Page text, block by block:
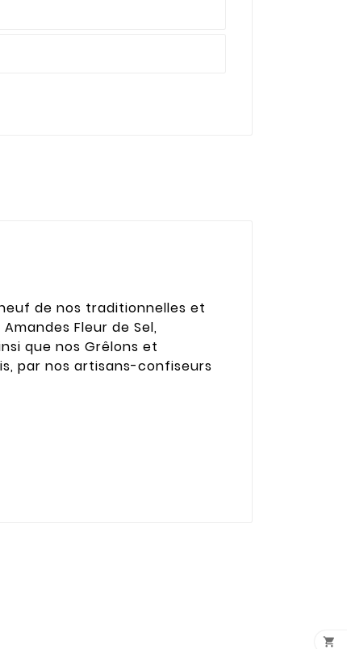
de nos traditionnelles et
Fleur de Sel,
que nos Grêlons et
par nos artisans-confiseurs
